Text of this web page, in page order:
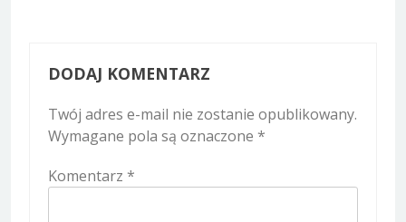
DODAJ KOMENTARZ
Twój adres e-mail nie zostanie opublikowany.
Wymagane pola są oznaczone *
Komentarz *